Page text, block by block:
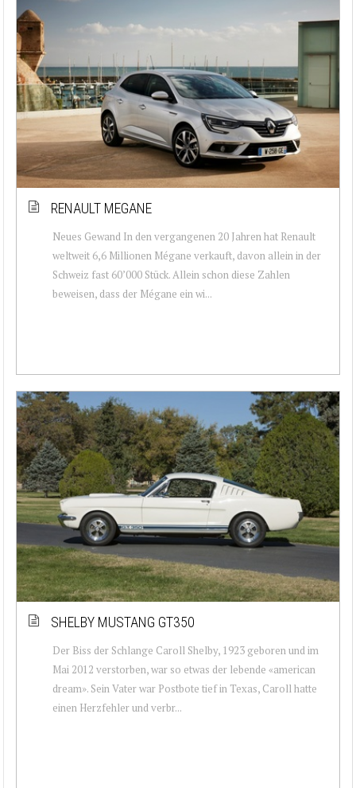
RENAULT MEGANE
Neues Gewand In den vergangenen 20 Jahren hat Renault
weltweit 6,6 Millionen Mégane verkauft, davon allein in der
Schweiz fast 60’000 Stück. Allein schon diese Zahlen
beweisen, dass der Mégane ein wi...
SHELBY MUSTANG GT350
Der Biss der Schlange Caroll Shelby, 1923 geboren und im
Mai 2012 verstorben, war so etwas der lebende «american
dream». Sein Vater war Postbote tief in Texas, Caroll hatte
einen Herzfehler und verbr...